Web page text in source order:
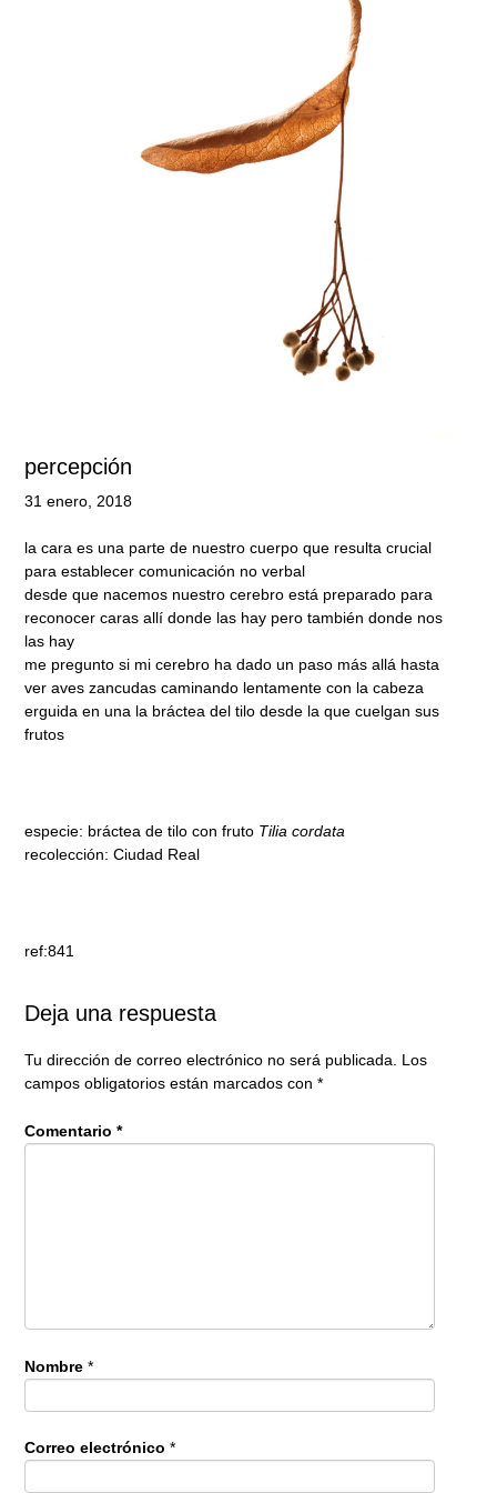
percepción
31 enero, 2018
la cara es una parte de nuestro cuerpo que resulta crucial
para establecer comunicación no verbal
desde que nacemos nuestro cerebro está preparado para
reconocer caras allí donde las hay pero también donde nos
las hay
me pregunto si mi cerebro ha dado un paso más allá hasta
ver aves zancudas caminando lentamente con la cabeza
erguida en una la bráctea del tilo desde la que cuelgan sus
frutos
especie: bráctea de tilo con fruto Tilia cordata
recolección: Ciudad Real
ref:841
Deja una respuesta
Tu dirección de correo electrónico no será publicada.
Los
campos obligatorios están marcados con *
Comentario *
Nombre *
Correo electrónico *